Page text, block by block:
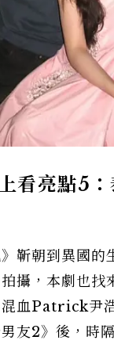
看亮點5
靳朝到異國的
攝，本劇也找
混血Patrick尹
友2》後，時